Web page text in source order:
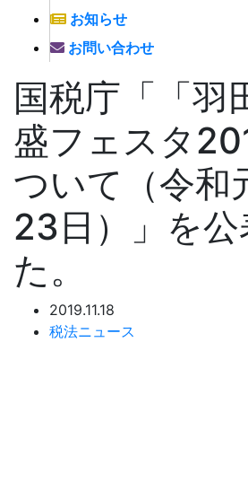
お知らせ
お問い合わせ
国税庁「「羽
盛フェスタ
ついて（令和
23日）」を公
た。
2019.11.18
税法ニュース